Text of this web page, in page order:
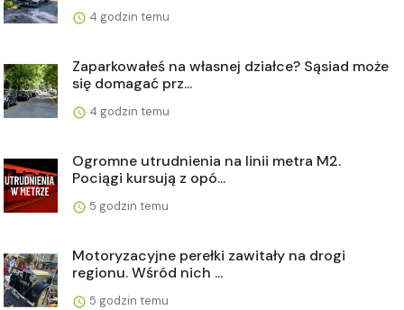
4 godzin temu
Zaparkowałeś na własnej działce? Sąsiad może
się domagać prz...
4 godzin temu
Ogromne utrudnienia na linii metra M2.
Pociągi kursują z opó...
5 godzin temu
Motoryzacyjne perełki zawitały na drogi
regionu. Wśród nich ...
5 godzin temu